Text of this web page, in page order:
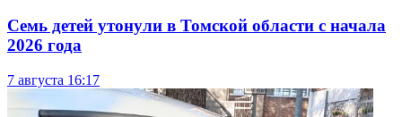
Семь детей утонули в Томской области с начала
2026 года
7 августа 16:17